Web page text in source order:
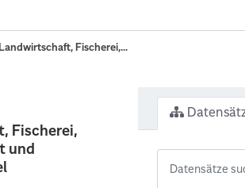
Landwirtschaft, Fischerei,...
Fischerei,
und